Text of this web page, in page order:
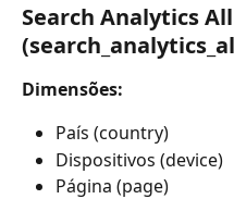
Search Analytics
Dimensões:
País (country)
Dispositivos (device)
Página (page)